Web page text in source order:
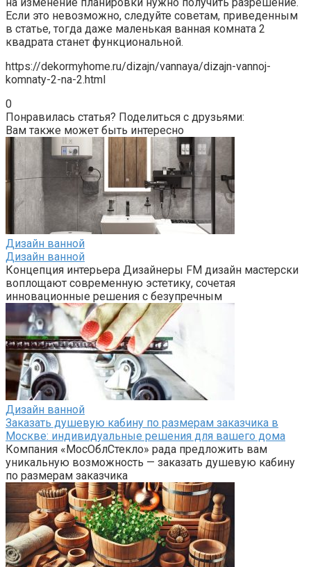
Если это невозможно, следуйте советам, приведенным
в статье, тогда даже маленькая ванная комната 2
квадрата станет функциональной.
https://dekormyhome.ru/dizajn/vannaya/dizajn-vannoj-
komnaty-2-na-2.html
0
Понравилась статья? Поделиться с друзьями:
Вам также может быть интересно
Дизайн ванной
Дизайн ванной
Концепция интерьера Дизайнеры FM дизайн мастерски
воплощают современную эстетику, сочетая
инновационные решения с безупречным
Дизайн ванной
Заказать душевую кабину по размерам заказчика в
Москве: индивидуальные решения для вашего дома
Компания «МосОблСтекло» рада предложить вам
уникальную возможность — заказать душевую кабину
по размерам заказчика